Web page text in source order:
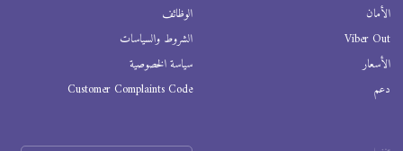
الأمان
Viber Out
الأسعار
دعم
الوظائف
الشروط والسياسات
سياسة الخصوصية
Customer Complaints Code